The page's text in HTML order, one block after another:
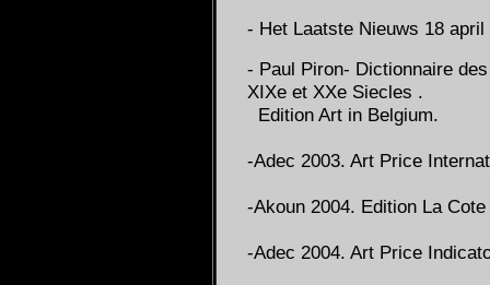
- Het Laatste Nieuws 18 april
- Paul Piron- Dictionnaire
XIXe et XXe Siecles .
Edition Art in Belgium.
-Adec 2003. Art Price
-Akoun 2004. Edition La
-Adec 2004. Art Price